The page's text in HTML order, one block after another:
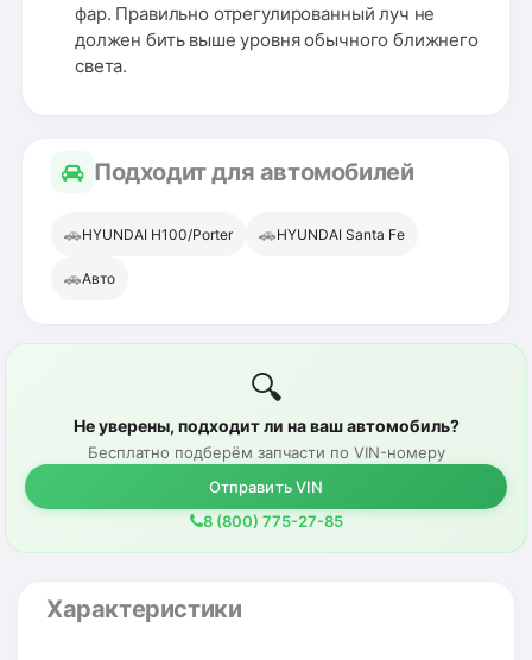
фар. Правильно отрегулированный луч не
должен бить выше уровня обычного ближнего
света.
Подходит для автомобилей
🚗HYUNDAI H100/Porter 🚗HYUNDAI Santa Fe
🚗Авто
🔍
Не уверены, подходит ли на ваш автомобиль?
Бесплатно подберём запчасти по VIN-номеру
Отправить VIN
8 (800) 775-27-85
Характеристики